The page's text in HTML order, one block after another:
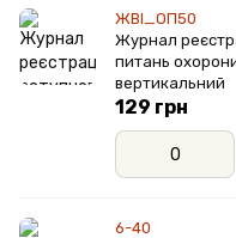
ЖВІ_ОП50
Журнал
питань
вертикальний
129 грн
6-40